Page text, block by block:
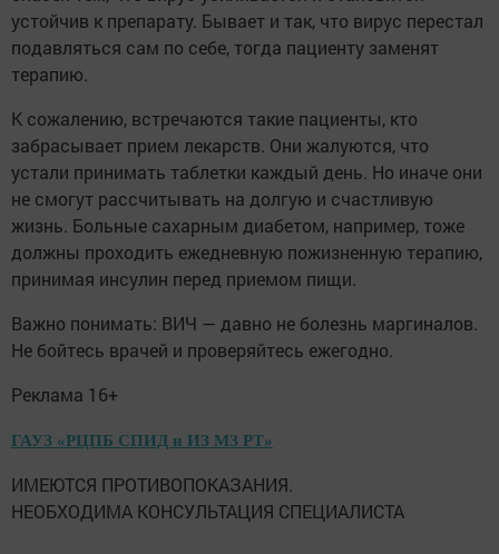
устойчив к препарату. Бывает и так, что вирус перестал
подавляться сам по себе, тогда пациенту заменят
терапию.
К сожалению, встречаются такие пациенты, кто
забрасывает прием лекарств. Они жалуются, что
устали принимать таблетки каждый день. Но иначе они
не смогут рассчитывать на долгую и счастливую
жизнь. Больные сахарным диабетом, например, тоже
должны проходить ежедневную пожизненную терапию,
принимая инсулин перед приемом пищи.
Важно понимать: ВИЧ — давно не болезнь маргиналов.
Не бойтесь врачей и проверяйтесь ежегодно.
Реклама 16+
ГАУЗ «РЦПБ СПИД и ИЗ МЗ РТ»
ИМЕЮТСЯ ПРОТИВОПОКАЗАНИЯ.
НЕОБХОДИМА КОНСУЛЬТАЦИЯ СПЕЦИАЛИСТА